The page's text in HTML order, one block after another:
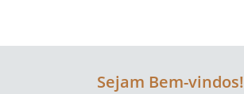
Sejam Bem-vindos!